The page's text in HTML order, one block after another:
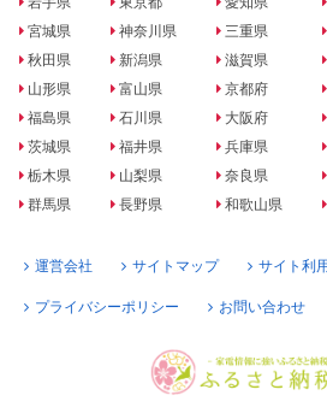
宮城県
秋田県
山形県
福島県
茨城県
栃木県
群馬県
神奈川県
新潟県
富山県
石川県
福井県
山梨県
長野県
三重県
滋賀県
京都府
大阪府
兵庫県
奈良県
和歌山県
運営会社 サイトマップ サイト利
プライバシーポリシー お問い合わせ